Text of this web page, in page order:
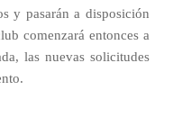
y pasarán a disposición
comenzará entonces a
las nuevas solicitudes